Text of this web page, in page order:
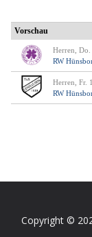
Copyright ©